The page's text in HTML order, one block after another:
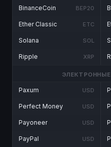
BinanceCoin BEP20
Ether Classic ETC
Solana SOL
Ripple XRP
Paxum USD
Perfect Money USD
Payoneer USD
PayPal USD